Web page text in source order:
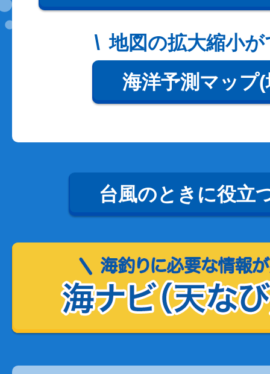
地図の拡大縮小
海洋予測マップ
台風のときに役立